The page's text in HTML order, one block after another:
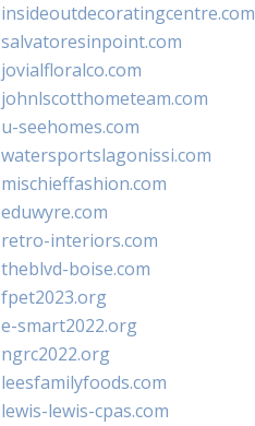
insideoutdecoratingcentre.com
salvatoresinpoint.com
jovialfloralco.com
johnlscotthometeam.com
u-seehomes.com
watersportslagonissi.com
mischieffashion.com
eduwyre.com
retro-interiors.com
theblvd-boise.com
fpet2023.org
e-smart2022.org
ngrc2022.org
leesfamilyfoods.com
lewis-lewis-cpas.com